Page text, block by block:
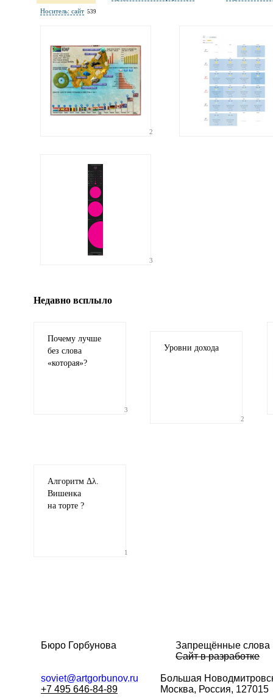
Электронная
почта
Иллюстрация
Носитель: сайт 539
2
3
Недавно всплыло
Почему лучше
без слова
«которая»?
3
Уровни дохода
2
Алгоритм Δλ.
Вишенка
на торте ?
1
Бюро Горбунова
Запрещённые слова
Сайт в разработке
soviet@artgorbunov.ru
+7 495 646-84-89
Большая
Москва, Россия, 127015